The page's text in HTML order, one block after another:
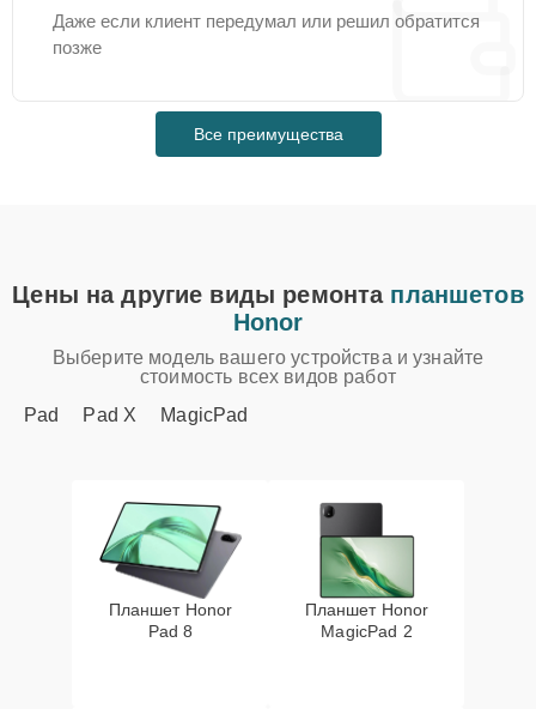
Даже если клиент передумал или решил обратится
позже
Все преимущества
Цены на другие виды ремонта планшетов
Honor
Выберите модель вашего устройства и узнайте
стоимость всех видов работ
Pad
Pad X MagicPad
Планшет Honor
Pad 8
Планшет Honor
MagicPad 2